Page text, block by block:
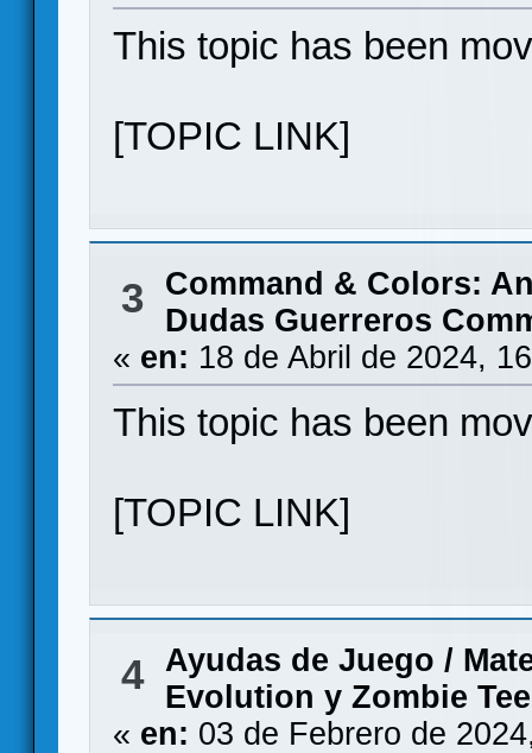
This topic has been
[TOPIC LINK]
3
Command & Colors:
Dudas Guerreros
« en: 18 de Abril de 2024,
This topic has been
[TOPIC LINK]
4 Ayudas de Juego /
Evolution y Zombie
« en: 03 de Febrero de